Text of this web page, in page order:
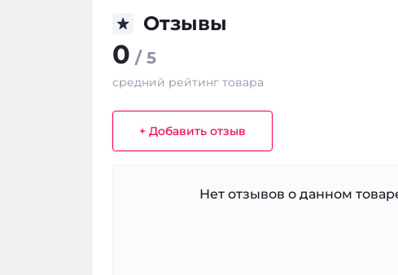
Отзывы
0 / 5
средний рейтинг товара
+ Добавить отзыв
Нет отзывов о данном